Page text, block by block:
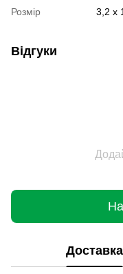
Розмір
3,2 х
Відгуки
Доставка